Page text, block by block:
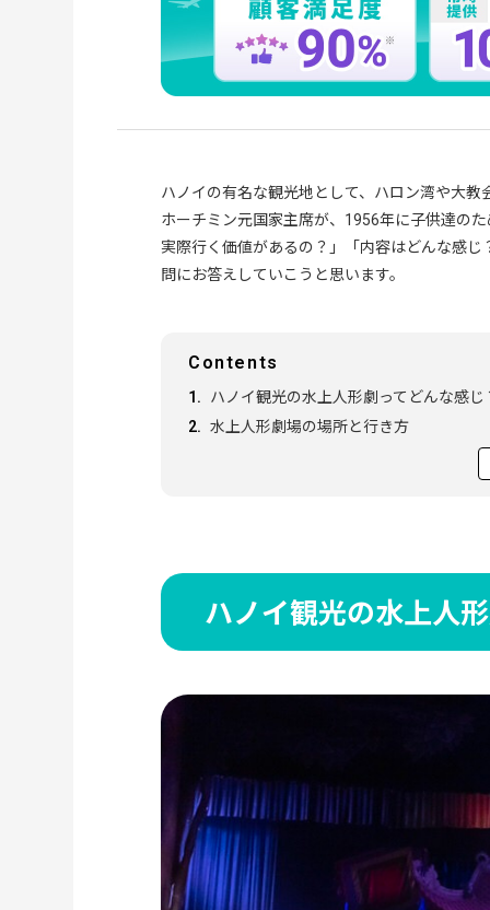
ハノイの有名な観光地として、ハロン湾や大
ホーチミン元国家主席が、1956年に子供達の
実際行く価値があるの？」「内容はどんな感
問にお答えしていこうと思います。
Contents
ハノイ観光の水上人形劇ってどんな感じ
水上人形劇場の場所と行き方
ハノイ観光の水上人